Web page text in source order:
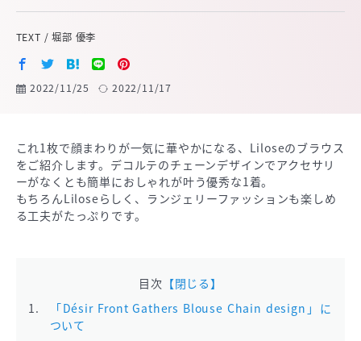
TEXT / 堀部 優李
2022/11/25 2022/11/17
これ1枚で顔まわりが一気に華やかになる、Liloseのブラウス
をご紹介します。デコルテのチェーンデザインでアクセサリ
ーがなくとも簡単におしゃれが叶う優秀な1着。
もちろんLiloseらしく、ランジェリーファッションも楽しめ
る工夫がたっぷりです。
目次 【閉じる】
「Désir Front Gathers Blouse Chain design」に
ついて